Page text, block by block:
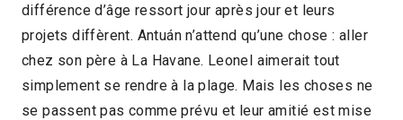
différence d’âge ressort jour après jour et leurs
projets diffèrent. Antuán n’attend qu’une chose : aller
chez son père à La Havane. Leonel aimerait tout
simplement se rendre à la plage. Mais les choses ne
se passent pas comme prévu et leur amitié est mise